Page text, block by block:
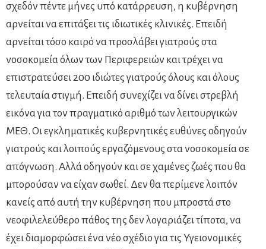
σχεδόν πέντε μήνες υπό κατάρρευση, η κυβέρνηση
αρνείται να επιτάξει τις ιδιωτικές κλινικές. Επειδή
αρνείται τόσο καιρό να προσλάβει γιατρούς στα
νοσοκομεία όλων των Περιφερειών και τρέχει να
επιστρατεύσει 200 ιδιώτες γιατρούς όλους και όλους
τελευταία στιγμή. Επειδή συνεχίζει να δίνει στρεβλή
εικόνα για τον πραγματικό αριθμό των λειτουργικών
ΜΕΘ. Οι εγκληματικές κυβερνητικές ευθύνες οδηγούν
γιατρούς και λοιπούς εργαζόμενους στα νοσοκομεία σε
απόγνωση. Αλλά οδηγούν και σε χαμένες ζωές που θα
μπορούσαν να είχαν σωθεί. Δεν θα περίμενε λοιπόν
κανείς από αυτή την κυβέρνηση που μπροστά στο
νεοφιλελεύθερο πάθος της δεν λογαριάζει τίποτα, να
έχει διαμορφώσει ένα νέο σχέδιο για τις Υγειονομικές